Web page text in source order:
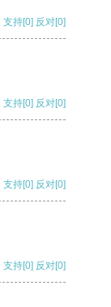
支持[0] 反对[0]
支持[0] 反对[0]
支持[0] 反对[0]
支持[0] 反对[0]